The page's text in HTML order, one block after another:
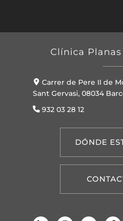
Clínica
Carrer de Pere II de
Sant Gervasi, 08034
932 03 28 12
DÓNDE